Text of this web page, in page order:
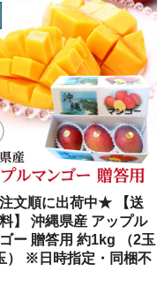
文順に出荷中★ 【送
】 沖縄県産 アップル
ー 贈答用 約1kg （2玉
） ※日時指定・同梱不